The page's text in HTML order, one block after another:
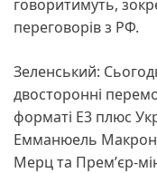
говоритимуть,
переговорів з РФ.
Зеленський:
двосторонні
форматі E3 плюс
Емманюель
Мерц та Премʼєр-